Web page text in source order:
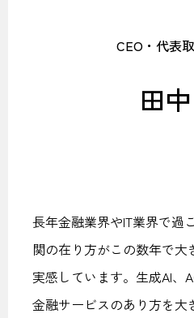
CEO・代表
田
長年金融業界やIT業界で過
関の在り方がこの数年で大
実感しています。生成AI、
金融サービスのあり方を大